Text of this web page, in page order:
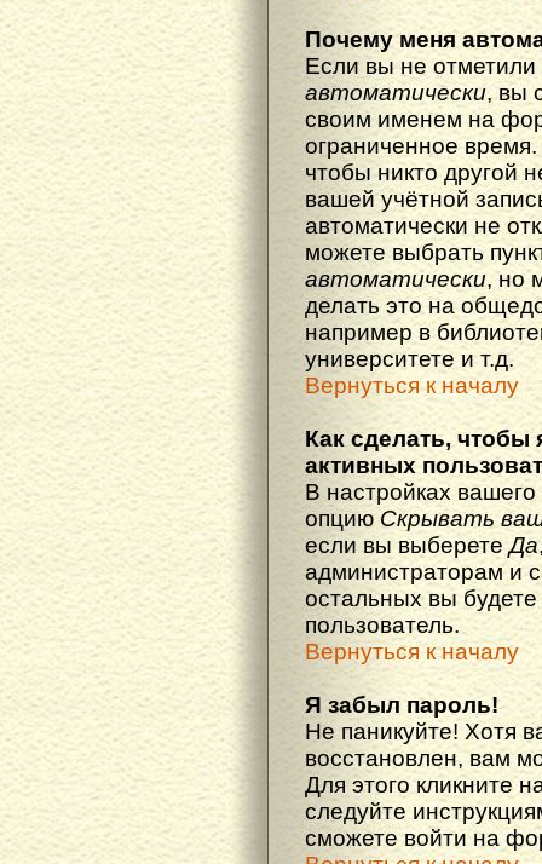
Почему меня
Если вы не отметили
автоматически, вы
своим именем на
ограниченное
чтобы никто другой
вашей учётной
автоматически не
можете выбрать
автоматически, но
делать это на
например в
университете и т.д.
Вернуться к началу
Как сделать, чтобы
активных
В настройках
опцию Скрывать
если вы выберетеДа
администраторам и
остальных вы
пользователь.
Вернуться к началу
Я забыл пароль!
Не паникуйте! Хотя
восстановлен, вам
Для этого кликните
следуйте
сможете войти на